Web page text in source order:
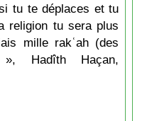
tu te déplaces et tu
religion tu sera plus
mille rakʿah (des
», Hadîth Haçan,